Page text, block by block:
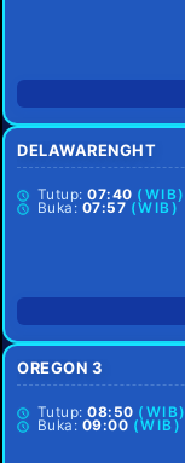
DELAWARENGHT
Tutup:07:40 (WIB)
Buka: 07:57 (WIB)
OREGON 3
Tutup:08:50 (WIB)
Buka: 09:00 (WIB)